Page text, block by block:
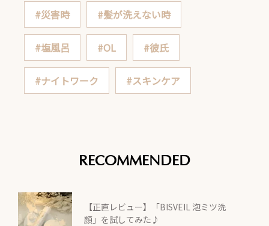
#災害時 #髪が洗えない時
#塩風呂 #OL #彼氏
#ナイトワーク #スキンケア
RECOMMENDED
【正直レビュー】「BISVEIL 泡ミツ洗
顔」を試してみた♪